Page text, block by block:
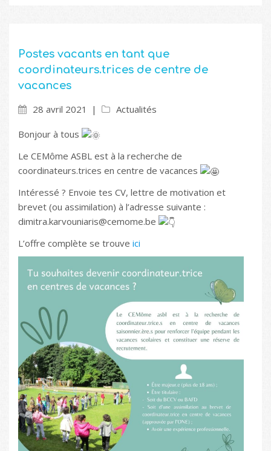
Postes vacants en tant que
coordinateurs.trices de centre de
vacances
28 avril 2021
Actualités
Bonjour à tous
Le CEMôme ASBL est à la recherche de
coordinateurs.trices en centre de vacances
Intéressé ? Envoie tes CV, lettre de motivation et
brevet (ou assimilation) à l’adresse suivante :
dimitra.karvouniaris@cemome.be
L’offre complète se trouve ici